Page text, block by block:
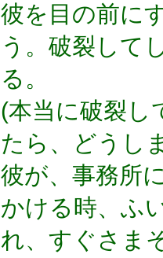
彼を目の前に
う。破裂して
る。
(本当に破裂し
たら、どうし
彼が、事務所
かける時、ふ
れ、すぐさま